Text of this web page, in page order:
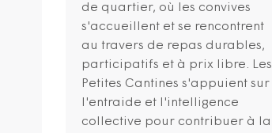
de quartier, où les convives
s'accueillent et se rencontrent
au travers de repas durables,
participatifs et à prix libre. Les
Petites Cantines s'appuient sur
l'entraide et l'intelligence
collective pour contribuer à la